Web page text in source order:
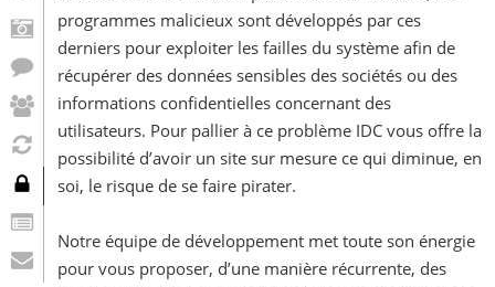
Informations
programmes malicieux sont développés par ces
derniers pour exploiter les failles du système afin de
récupérer des données sensibles des sociétés ou des
informations confidentielles concernant des
utilisateurs. Pour pallier à ce problème IDC vous offre la
possibilité d’avoir un site sur mesure ce qui diminue, en
soi, le risque de se faire pirater.
Notre équipe de développement met toute son énergie
pour vous proposer, d’une manière récurrente, des